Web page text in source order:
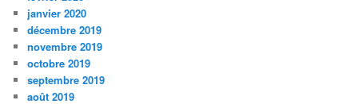
janvier 2020
décembre 2019
novembre 2019
octobre 2019
septembre 2019
août 2019